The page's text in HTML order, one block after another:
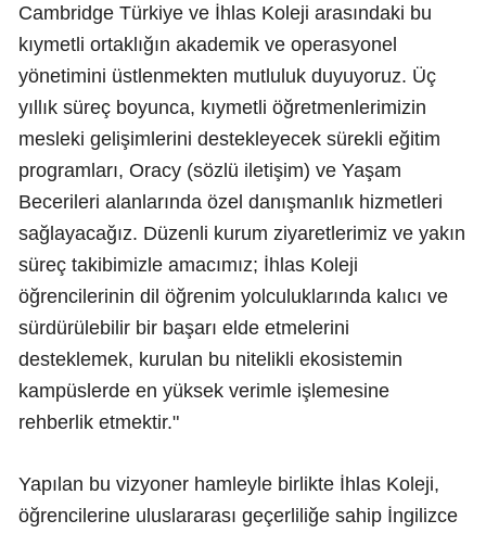
Cambridge Türkiye ve İhlas Koleji arasındaki bu
kıymetli ortaklığın akademik ve operasyonel
yönetimini üstlenmekten mutluluk duyuyoruz. Üç
yıllık süreç boyunca, kıymetli öğretmenlerimizin
mesleki gelişimlerini destekleyecek sürekli eğitim
programları, Oracy (sözlü iletişim) ve Yaşam
Becerileri alanlarında özel danışmanlık hizmetleri
sağlayacağız. Düzenli kurum ziyaretlerimiz ve yakın
süreç takibimizle amacımız; İhlas Koleji
öğrencilerinin dil öğrenim yolculuklarında kalıcı ve
sürdürülebilir bir başarı elde etmelerini
desteklemek, kurulan bu nitelikli ekosistemin
kampüslerde en yüksek verimle işlemesine
rehberlik etmektir."
Yapılan bu vizyoner hamleyle birlikte İhlas Koleji,
öğrencilerine uluslararası geçerliliğe sahip İngilizce